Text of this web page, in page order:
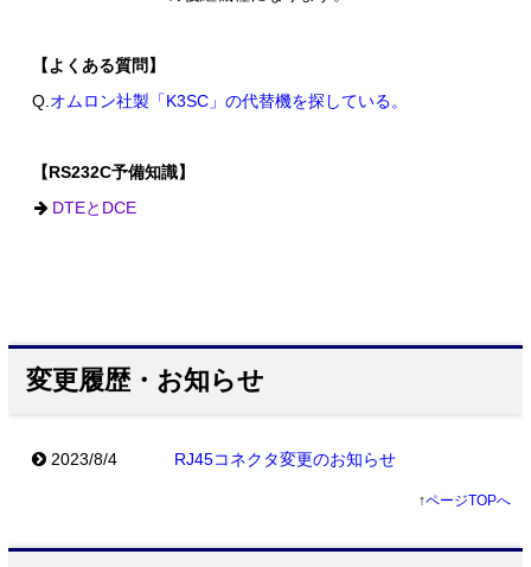
【よくある質問】
Q.オムロン社製「K3SC」の代替機を探している。
【RS232C予備知識】
DTEとDCE
変更履歴・お知らせ
2023/8/4 RJ45コネクタ変更のお知らせ
↑ページTOPへ